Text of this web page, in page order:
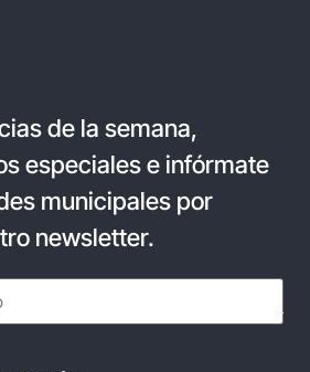
de la semana,
especiales e infórmate
municipales por
newsletter.